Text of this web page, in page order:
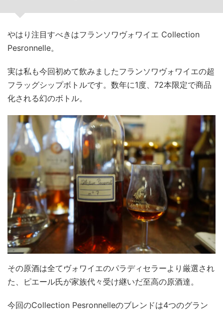
やはり注目すべきはフランソワヴォワイエ Collection
Pesronnelle。
実は私も今回初めて飲みましたフランソワヴォワイエの超
フラッグシップボトルです。数年に1度、72本限定で商品
化される幻のボトル。
その原酒は全てヴォワイエのパラディセラーより厳選され
た、ピエール氏が家族代々受け継いだ至高の原酒達。
今回のCollection Pesronnelleのブレンドは4つのグラン